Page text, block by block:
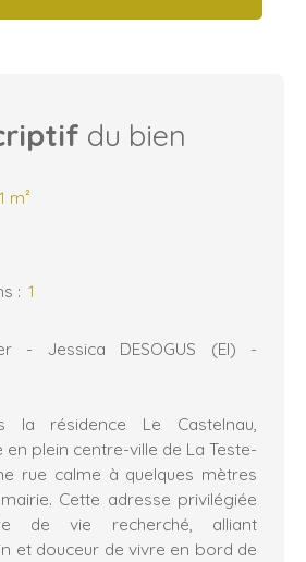
du bien
m²
: 1
- Jessica DESOGUS (EI) -
la résidence Le Castelnau,
en plein centre-ville de La Teste-
rue calme à quelques mètres
Cette adresse privilégiée
de vie recherché, alliant
et douceur de vivre en bord de